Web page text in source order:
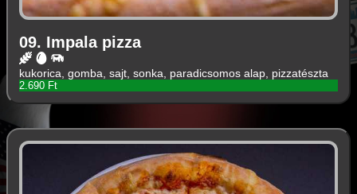
09. Impala pizza
kukorica, gomba, sajt, sonka, paradicsomos alap, pizzatészta
2.690 Ft